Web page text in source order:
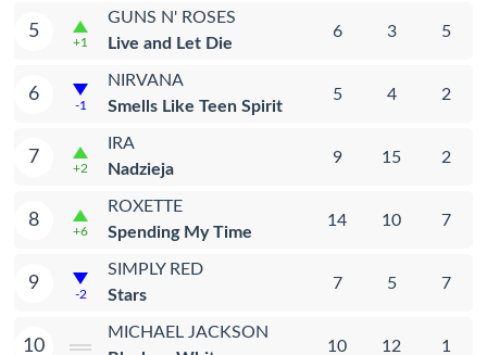
5
+1
GUNS N' ROSES
Live and Let Die
6 3 5
6
-1
NIRVANA
Smells Like Teen Spirit
5 4 2
7
+2
IRA
Nadzieja
9 15 2
8
+6
ROXETTE
Spending My Time
14 10 7
9
-2
SIMPLY RED
Stars
7 5 7
10
MICHAEL JACKSON
10 12 1